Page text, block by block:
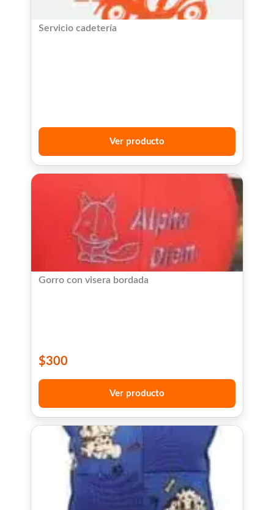
Servicio cadetería
Ver producto
Gorro con visera bordada
$300
Ver producto